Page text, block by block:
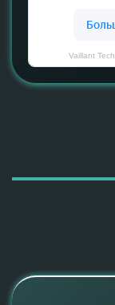
Vaillant